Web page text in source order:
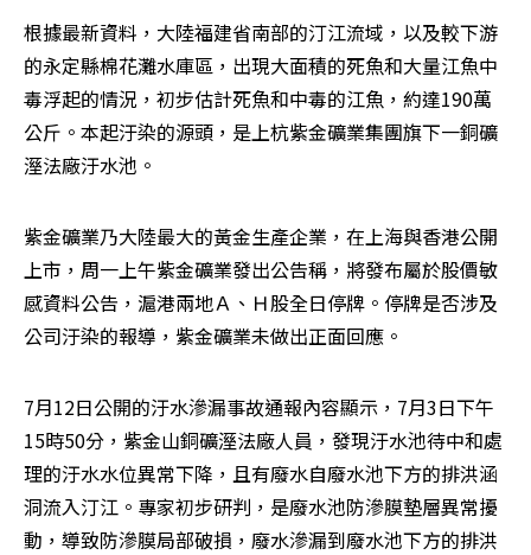
根據最新資料，大陸福建省南部的汀江流域，以及較下游
的永定縣棉花灘水庫區，出現大面積的死魚和大量江魚中
毒浮起的情況，初步估計死魚和中毒的江魚，約達190萬
公斤。本起汙染的源頭，是上杭紫金礦業集團旗下一銅礦
溼法廠汙水池。
紫金礦業乃大陸最大的黃金生產企業，在上海與香港公開
上市，周一上午紫金礦業發出公告稱，將發布屬於股價敏
感資料公告，滬港兩地Ａ、Ｈ股全日停牌。停牌是否涉及
公司汙染的報導，紫金礦業未做出正面回應。
7月12日公開的汙水滲漏事故通報內容顯示，7月3日下午
15時50分，紫金山銅礦溼法廠人員，發現汙水池待中和處
理的汙水水位異常下降，且有廢水自廢水池下方的排洪涵
洞流入汀江。專家初步研判，是廢水池防滲膜墊層異常擾
動，導致防滲膜局部破損，廢水滲漏到廢水池下方的排洪